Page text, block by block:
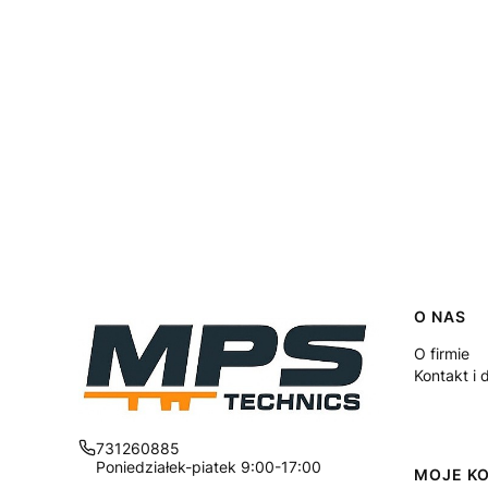
731260885
Poniedziałek-piatek 9:00-17:00
Linki
O NAS
O firmie
Kontakt i
MOJE